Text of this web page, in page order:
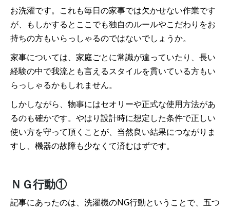
お洗濯です。これも毎日の家事では欠かせない作業です
が、もしかするとここでも独自のルールやこだわりをお
持ちの方もいらっしゃるのではないでしょうか。
家事については、家庭ごとに常識が違っていたり、長い
経験の中で我流とも言えるスタイルを貫いている方もい
らっしゃるかもしれません。
しかしながら、物事にはセオリーや正式な使用方法があ
るのも確かです。やはり設計時に想定した条件で正しい
使い方を守って頂くことが、当然良い結果につながりま
すし、機器の故障も少なくて済むはずです。
ＮＧ行動①
記事にあったのは、洗濯機のNG行動ということで、五つ